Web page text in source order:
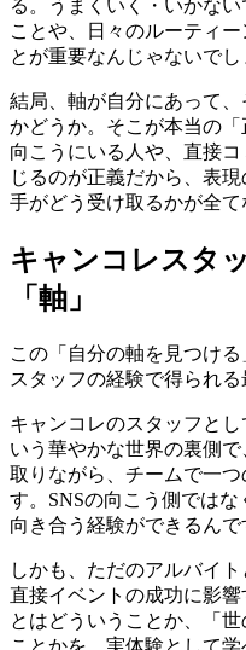
る。うまくいく・いかな
ことや、日々のルーティ
とが重要なんじゃないでし
結局、軸が自分にあって
かどうか。そこが本当の
向こうにいる人や、直接
じるのが正義だから、表
手がどう受け取るかが全て
キャンコレスタ
「軸」
この「自分の軸を見つけ
スタッフの経験で得られ
キャンコレのスタッフと
いう華やかな世界の裏側
取りながら、チームで一
す。SNSの向こう側では
向き合う経験ができるんで
しかも、ただのアルバイ
直接イベントの成功に影響
とはどういうことか、「
ことかを、実体験として